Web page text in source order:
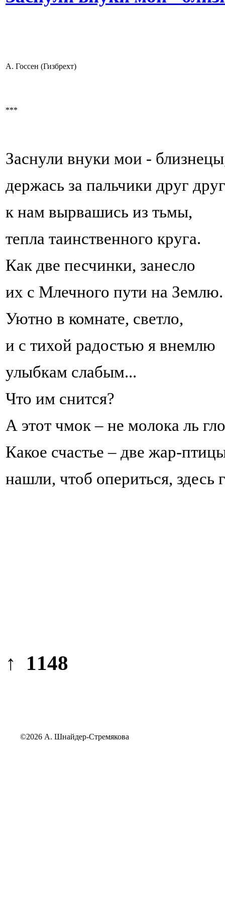
А. Госсен (Гизбрехт)
***
Заснули внуки мои -
держась за пальчики друг
к нам вырвашись из тьмы,
тепла таинственного круга.
Как две песчинки, занесло
их с Млечного пути на Землю.
Уютно в комнате, светло,
и с тихой радостью я внемлю
улыбкам слабым...
Что им снится?
А этот чмок – не молока ль
Какое счастье – две жар-
нашли, чтоб опериться, здесь
↑ 1148
©2026 А. Шнайдер-Стремякова